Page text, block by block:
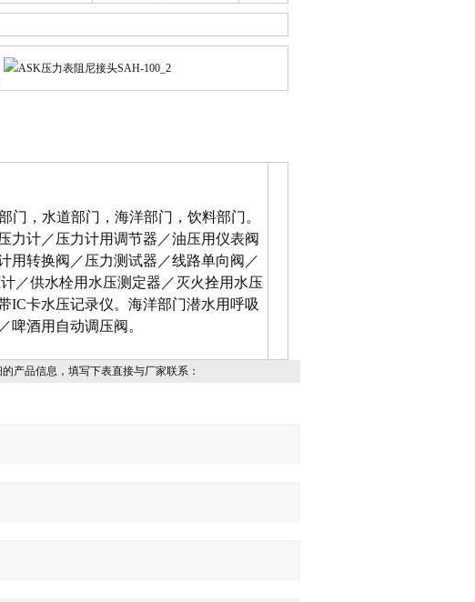
门，水道部门，海洋部门，饮料部门。
力计／压力计用调节器／油压用仪表阀
用转换阀／压力测试器／线路单向阀／
／供水栓用水压测定器／灭火拴用水压
IC卡水压记录仪。海洋部门潜水用呼吸
啤酒用自动调压阀。
产品信息，填写下表直接与厂家联系：